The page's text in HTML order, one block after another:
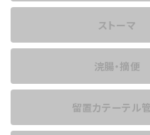
ストーマ
浣腸・摘便
留置カテーテル